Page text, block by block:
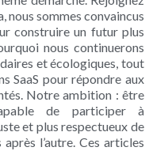
nous sommes convaincus
construire un futur plus
nous continuerons
et écologiques, tout
SaaS pour répondre aux
Notre ambition : être
de participer à
et plus respectueux de
l’autre. Ces articles